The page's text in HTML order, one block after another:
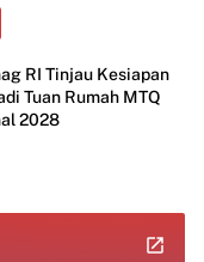
RI Tinjau Kesiapan
Tuan Rumah MTQ
2028